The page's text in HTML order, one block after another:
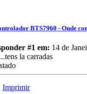
BTS7960 - Onde
#1 em: 14 de
la carradas
Imprimir